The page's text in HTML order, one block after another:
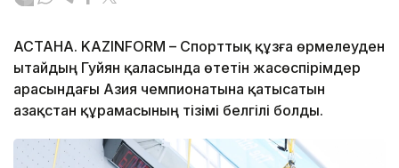
АСТАНА. KAZINFORM – Спорттық құзға өрмелеуден
Қытайдың Гуйян қаласында өтетін жасөспірімдер
арасындағы Азия чемпионатына қатысатын
Қазақстан құрамасының тізімі белгілі болды.